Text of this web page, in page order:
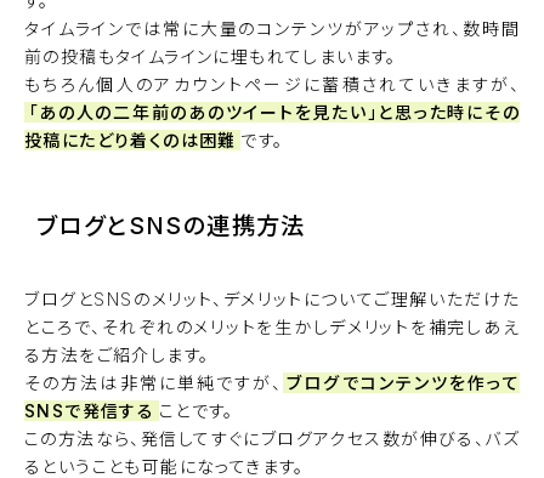
タイムラインでは常に大量のコンテンツがアップされ、数時間
前の投稿もタイムラインに埋もれてしまいます。
もちろん個人のアカウントページに蓄積されていきますが、
「あの人の二年前のあのツイートを見たい」と思った時にその
投稿にたどり着くのは困難 です。
ブログとSNSの連携方法
ブログとSNSのメリット、デメリットについてご理解いただけた
ところで、それぞれのメリットを生かしデメリットを補完しあえ
る方法をご紹介します。
その方法は非常に単純ですが、 ブログでコンテンツを作って
SNSで発信する ことです。
この方法なら、発信してすぐにブログアクセス数が伸びる、バズ
るということも可能になってきます。